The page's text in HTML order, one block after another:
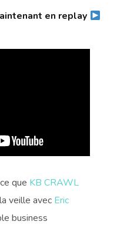
en replay
que KB CRAWL
veille avec Eric
business